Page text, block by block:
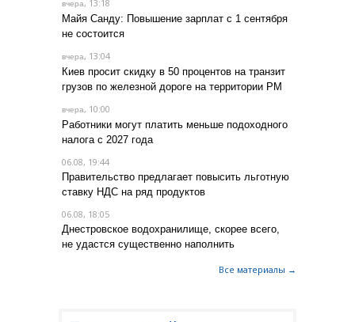
вчера, 13:18
Майя Санду: Повышение зарплат с 1 сентября
не состоится
вчера, 13:04
Киев просит скидку в 50 процентов на транзит
грузов по железной дороге на территории РМ
вчера, 10:00
Работники могут платить меньше подоходного
налога с 2027 года
06.08, 19:44
Правительство предлагает повысить льготную
ставку НДС на ряд продуктов
06.08, 18:05
Днестровское водохранилище, скорее всего,
не удастся существенно наполнить
Все материалы →